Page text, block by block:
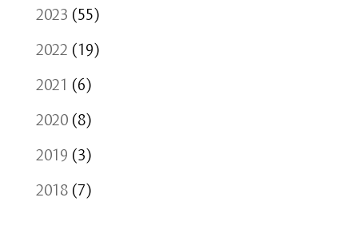
2023 (55)
2022 (19)
2021 (6)
2020(8)
2019 (3)
2018(7)